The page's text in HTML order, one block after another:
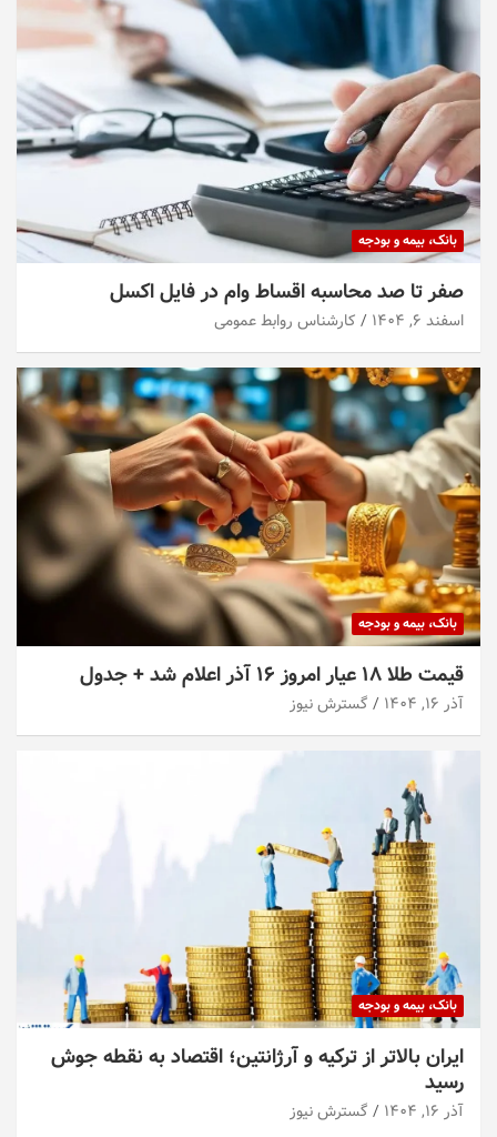
بانک، بیمه و بودجه
صفر تا صد محاسبه اقساط وام در فایل اکسل
اسفند ۶, ۱۴۰۴ کارشناس روابط عمومی
بانک، بیمه و بودجه
قیمت طلا ۱۸ عیار امروز ۱۶ آذر اعلام شد + جدول
آذر ۱۶, ۱۴۰۴ گسترش نیوز
بانک، بیمه و بودجه
ایران بالاتر از ترکیه و آرژانتین؛ اقتصاد به نقطه جوش
رسید
آذر ۱۶, ۱۴۰۴ گسترش نیوز